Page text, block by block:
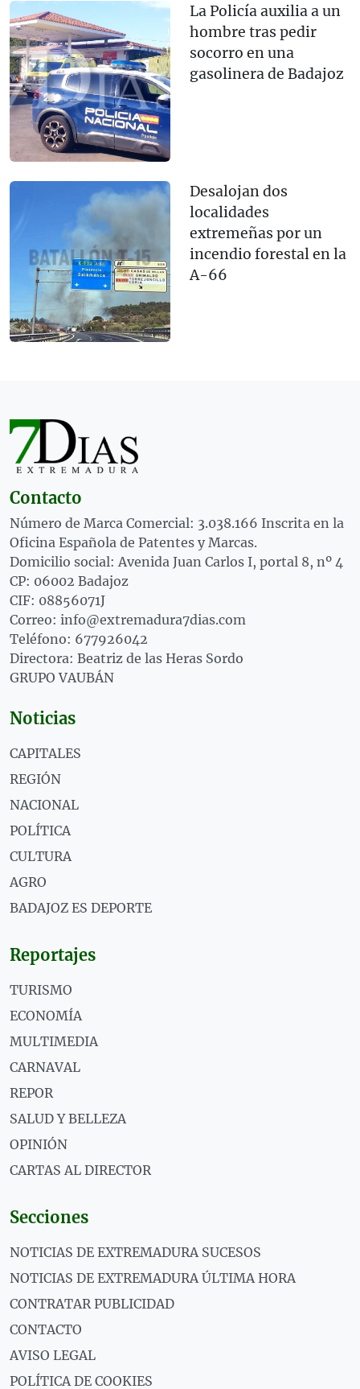
La Policía auxilia a un
hombre tras pedir
socorro en una
gasolinera de Badajoz
Desalojan dos
localidades
extremeñas por un
incendio forestal en la
A-66
Contacto
Número de Marca Comercial: 3.038.166 Inscrita en la
Oficina Española de Patentes y Marcas.
Domicilio social: Avenida Juan Carlos I, portal 8, nº 4
CP: 06002 Badajoz
CIF: 08856071J
Correo: info@extremadura7dias.com
Teléfono: 677926042
Directora: Beatriz de las Heras Sordo
GRUPO VAUBÁN
Noticias
CAPITALES
REGIÓN
NACIONAL
POLÍTICA
CULTURA
AGRO
BADAJOZ ES DEPORTE
Reportajes
TURISMO
ECONOMÍA
MULTIMEDIA
CARNAVAL
REPOR
SALUD Y BELLEZA
OPINIÓN
CARTAS AL DIRECTOR
Secciones
NOTICIAS DE EXTREMADURA SUCESOS
NOTICIAS DE EXTREMADURA ÚLTIMA HORA
CONTRATAR PUBLICIDAD
CONTACTO
AVISO LEGAL
POLÍTICA DE COOKIES